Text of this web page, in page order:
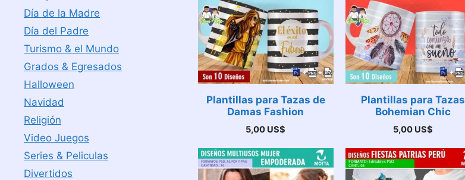
Plantillas para Tazas de
Damas Fashion
5,00 US$
Plantillas para Tazas
Bohemian Chic
5,00 US$
Día de la Madre
Día del Padre
Turismo & el Mundo
Grados & Egresados
Halloween
Navidad
Religión
Video Juegos
Series & Peliculas
Divertidos